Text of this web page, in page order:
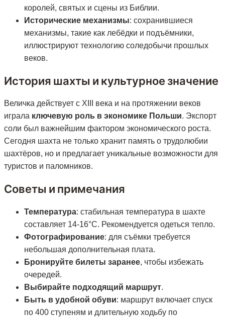
королей, святых и сцены из Библии.
Исторические механизмы: сохранившиеся
механизмы, такие как лебёдки и подъёмники,
иллюстрируют технологию соледобычи прошлых
веков.
История шахты и культурное значение
Величка действует с XIII века и на протяжении веков
играла ключевую роль в экономике Польши. Экспорт
соли был важнейшим фактором экономического роста.
Сегодня шахта не только хранит память о трудолюбии
шахтёров, но и предлагает уникальные возможности для
туристов и паломников.
Советы и примечания
Температура: стабильная температура в шахте
составляет 14-16°C. Рекомендуется одеться тепло.
Фотографирование: для съёмки требуется
небольшая дополнительная плата.
Бронируйте билеты заранее, чтобы избежать
очередей.
Выбирайте подходящий маршрут.
Быть в удобной обуви: маршрут включает спуск
по 400 ступеням и длительную ходьбу по